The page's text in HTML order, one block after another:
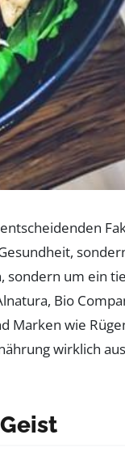
um ein
Bio
Marken wie
wirklich